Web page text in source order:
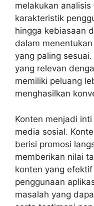
melakukan
karakteristik
hingga kebiasaan
dalam
yang paling
yang relevan
memiliki peluang
menghasilkan
Konten menjadi
media sosial.
berisi promosi
memberikan nilai
konten yang
penggunaan
masalah yang